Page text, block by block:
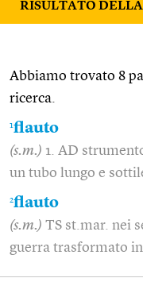
RISULTATO
Abbiamo trovato 8
ricerca.
1flauto
(s.m.) 1. AD
un tubo lungo e
2flauto
(s.m.) TS st.mar. nei
guerra trasformato